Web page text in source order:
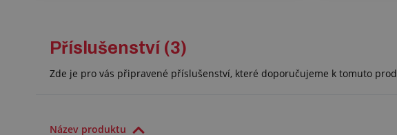
Příslušenství (3)
Zde je pro vás připravené příslušenství, které doporučujeme k tomuto
Název produktu